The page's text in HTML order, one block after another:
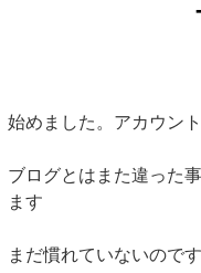
始めました。アカウン
ブログとはまた違った
ます
まだ慣れていないので